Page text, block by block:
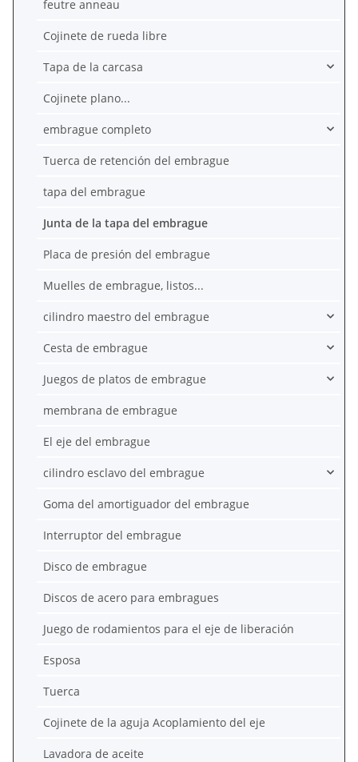
feutre anneau
Cojinete de rueda libre
Tapa de la carcasa
Cojinete plano...
embrague completo
Tuerca de retención del embrague
tapa del embrague
Junta de la tapa del embrague
Placa de presión del embrague
Muelles de embrague, listos...
cilindro maestro del embrague
Cesta de embrague
Juegos de platos de embrague
membrana de embrague
El eje del embrague
cilindro esclavo del embrague
Goma del amortiguador del embrague
Interruptor del embrague
Disco de embrague
Discos de acero para embragues
Juego de rodamientos para el eje de liberación
Esposa
Tuerca
Cojinete de la aguja Acoplamiento del eje
Lavadora de aceite